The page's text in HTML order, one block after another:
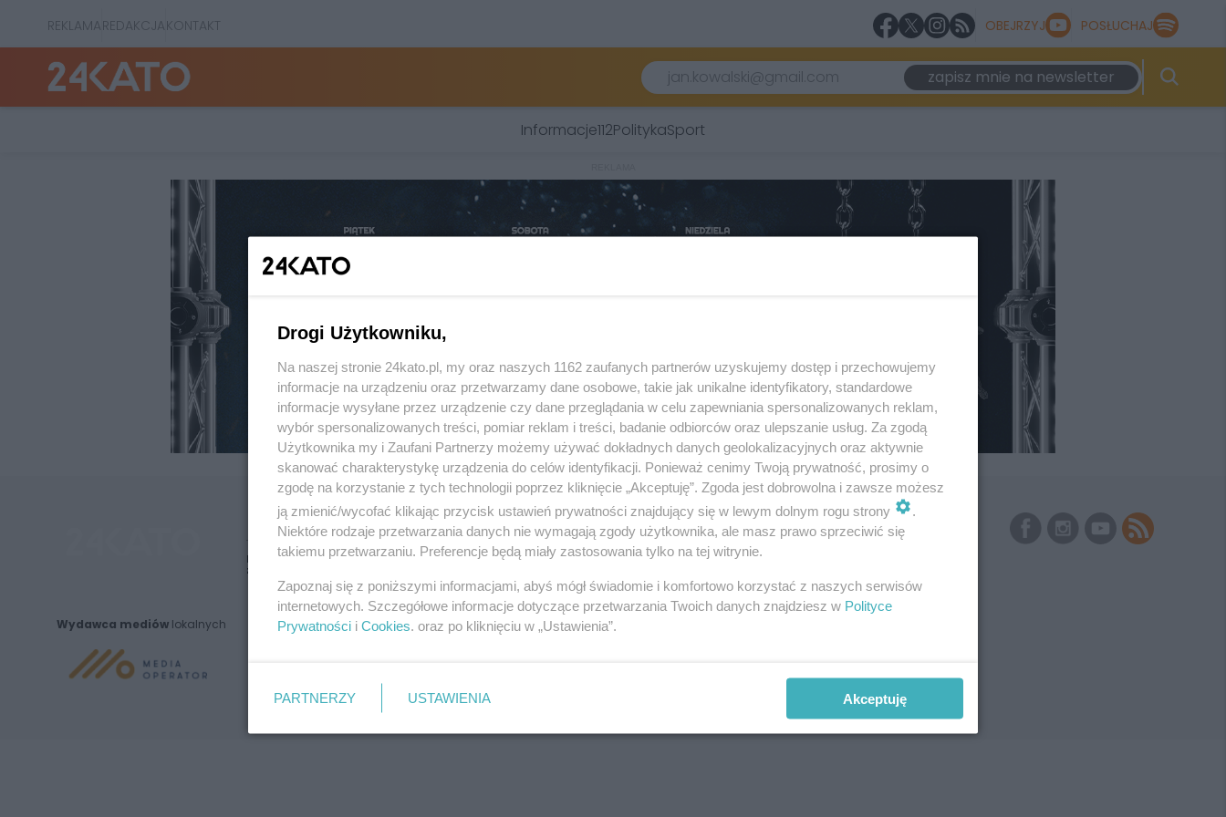
REKLAMAREDAKCJAKONTAKT OBEJRZYJ POSŁUCHAJ
zapisz mnie na newsletter
Informacje112PolitykaSport
Wydawca mediów lokalnych
Nie zapomnij
zapoznać się z:
Twojemiasto
Piekary Śląskie
Chorzów
Ruda Śląska
Świętochłowice
Skontaktuj się z nami
Newsletter
Reklama
Drogi Użytkowniku,
Na naszej stronie 24kato.pl, my oraz naszych 1162 zaufanych partnerów uzyskujemy dostęp i przechowujemy
informacje na urządzeniu oraz przetwarzamy dane osobowe, takie jak unikalne identyfikatory, standardowe
informacje wysyłane przez urządzenie czy dane przeglądania w celu zapewniania spersonalizowanych reklam,
wybór spersonalizowanych treści, pomiar reklam i treści, badanie odbiorców oraz ulepszanie usług. Za zgodą
Użytkownika my i Zaufani Partnerzy możemy używać dokładnych danych geolokalizacyjnych oraz aktywnie
skanować charakterystykę urządzenia do celów identyfikacji. Ponieważ cenimy Twoją prywatność, prosimy o
zgodę na korzystanie z tych technologii poprzez kliknięcie „Akceptuję”. Zgoda jest dobrowolna i zawsze możesz
ją zmienić/wycofać klikając przycisk ustawień prywatności znajdujący się w lewym dolnym rogu strony
.
Niektóre rodzaje przetwarzania danych nie wymagają zgody użytkownika, ale masz prawo sprzeciwić się
takiemu przetwarzaniu. Preferencje będą miały zastosowania tylko na tej witrynie.
Zapoznaj się z poniższymi informacjami, abyś mógł świadomie i komfortowo korzystać z naszych serwisów
internetowych. Szczegółowe informacje dotyczące przetwarzania Twoich danych znajdziesz w Polityce
Prywatności i Cookies. oraz po kliknięciu w „Ustawienia”.
PARTNERZY USTAWIENIA Akceptuję